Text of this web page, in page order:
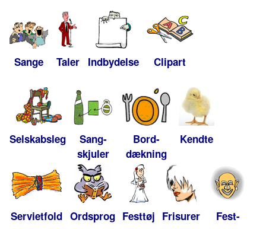
Sange Taler Indbydelse Clipart
Selskabsleg
Sang-
skjuler
Bord-
dækning
Kendte
Servietfold Ordsprog Festtøj Frisurer
Fest-